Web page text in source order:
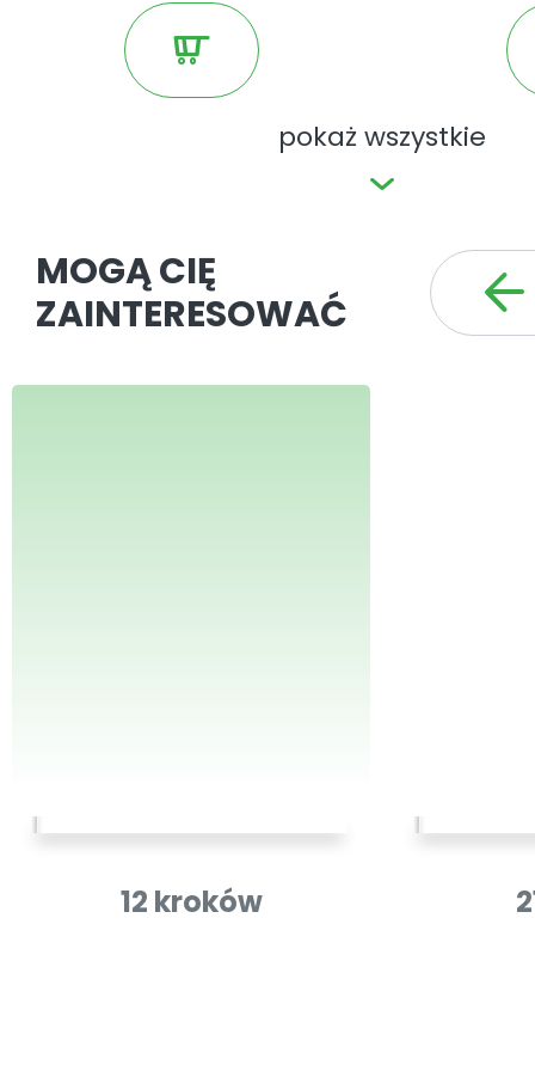
patronem medialnym licznych
branżowych.
pokaż wszystkie
MOGĄ CIĘ
ZAINTERESOWAĆ
12 kroków